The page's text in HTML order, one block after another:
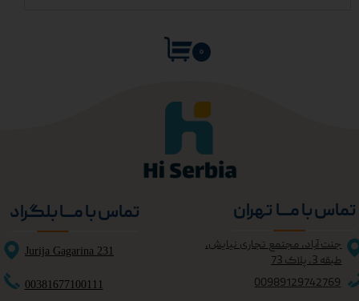
۰
تماس با مــــا تهران
جنت آباد، مجتمع تجاری نیایش،
طبقه 3، پلاک 73
00989129742769
تماس با مــــا بلگراد
Jurija Gagarina 231
00381677100111